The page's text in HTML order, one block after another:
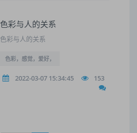
色彩与人的关系
色彩与人的关系
色彩，感觉，爱好，
2022-03-07 15:34:45 153